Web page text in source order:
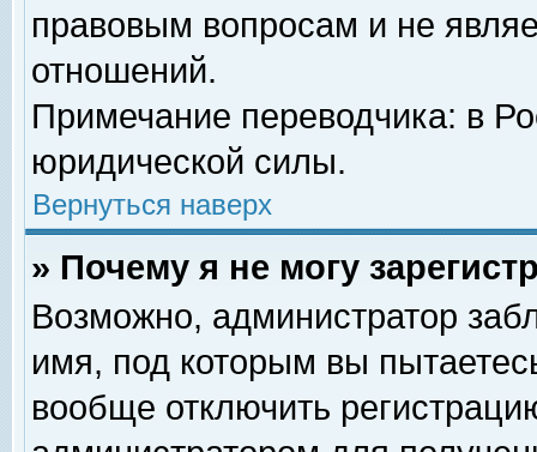
правовым вопросам и не
отношений.
Примечание переводчика: в
юридической силы.
Вернуться наверх
» Почему я не могу
Возможно, администратор
имя, под которым вы
вообще отключить